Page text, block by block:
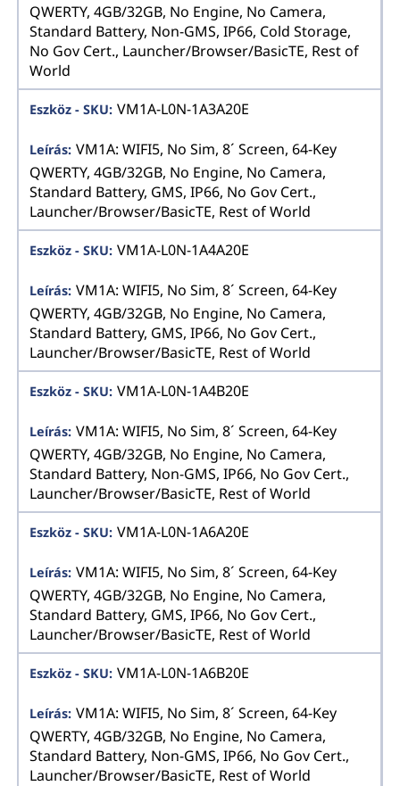
QWERTY, 4GB/32GB, No Engine, No Camera,
Standard Battery, Non-GMS, IP66, Cold Storage,
No Gov Cert., Launcher/Browser/BasicTE, Rest of
World
VM1A-L0N-1A3A20E
VM1A: WIFI5, No Sim, 8´ Screen, 64-Key
QWERTY, 4GB/32GB, No Engine, No Camera,
Standard Battery, GMS, IP66, No Gov Cert.,
Launcher/Browser/BasicTE, Rest of World
VM1A-L0N-1A4A20E
VM1A: WIFI5, No Sim, 8´ Screen, 64-Key
QWERTY, 4GB/32GB, No Engine, No Camera,
Standard Battery, GMS, IP66, No Gov Cert.,
Launcher/Browser/BasicTE, Rest of World
VM1A-L0N-1A4B20E
VM1A: WIFI5, No Sim, 8´ Screen, 64-Key
QWERTY, 4GB/32GB, No Engine, No Camera,
Standard Battery, Non-GMS, IP66, No Gov Cert.,
Launcher/Browser/BasicTE, Rest of World
VM1A-L0N-1A6A20E
VM1A: WIFI5, No Sim, 8´ Screen, 64-Key
QWERTY, 4GB/32GB, No Engine, No Camera,
Standard Battery, GMS, IP66, No Gov Cert.,
Launcher/Browser/BasicTE, Rest of World
VM1A-L0N-1A6B20E
VM1A: WIFI5, No Sim, 8´ Screen, 64-Key
QWERTY, 4GB/32GB, No Engine, No Camera,
Standard Battery, Non-GMS, IP66, No Gov Cert.,
Launcher/Browser/BasicTE, Rest of World